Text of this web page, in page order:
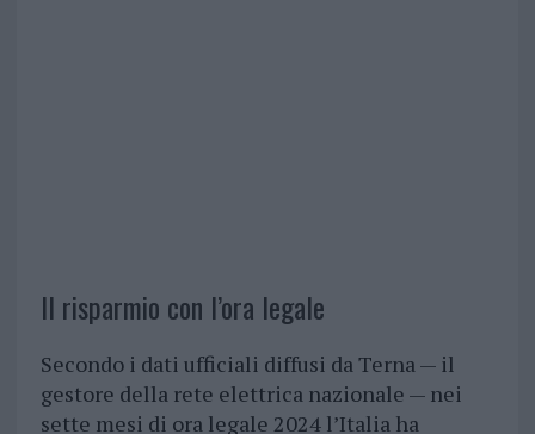
Il risparmio con l’ora legale
Secondo i dati ufficiali diffusi da Terna — il
gestore della rete elettrica nazionale — nei
sette mesi di ora legale 2024 l’Italia ha